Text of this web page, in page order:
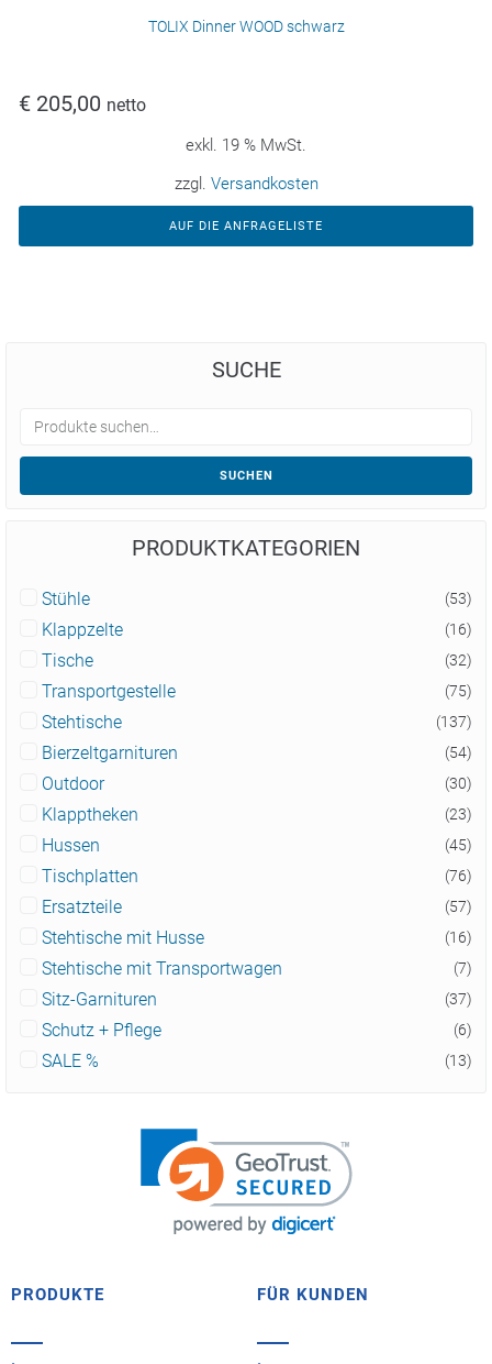
TOLIX Dinner WOOD schwarz
€ 205,00 netto
exkl. 19 % MwSt.
zzgl. Versandkosten
AUF DIE ANFRAGELISTE
SUCHE
SUCHEN
PRODUKTKATEGORIEN
Stühle (53)
Klappzelte (16)
Tische (32)
Transportgestelle (75)
Stehtische (137)
Bierzeltgarnituren (54)
Outdoor (30)
Klapptheken (23)
Hussen (45)
Tischplatten (76)
Ersatzteile (57)
Stehtische mit Husse (16)
Stehtische mit Transportwagen (7)
Sitz-Garnituren (37)
Schutz + Pflege (6)
SALE % (13)
PRODUKTE FÜR KUNDEN